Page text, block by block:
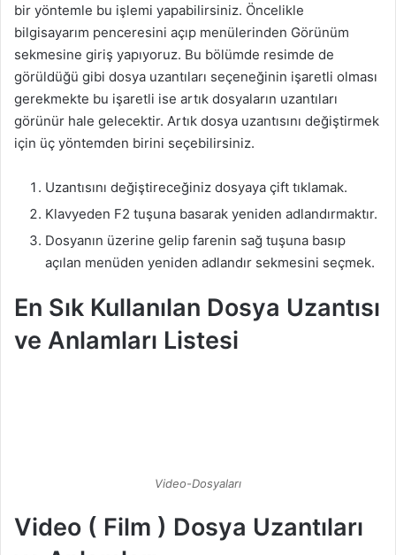
bir yöntemle bu işlemi yapabilirsiniz. Öncelikle
bilgisayarım penceresini açıp menülerinden Görünüm
sekmesine giriş yapıyoruz. Bu bölümde resimde de
görüldüğü gibi dosya uzantıları seçeneğinin işaretli olması
gerekmekte bu işaretli ise artık dosyaların uzantıları
görünür hale gelecektir. Artık dosya uzantısını değiştirmek
için üç yöntemden birini seçebilirsiniz.
Uzantısını değiştireceğiniz dosyaya çift tıklamak.
Klavyeden F2 tuşuna basarak yeniden adlandırmaktır.
Dosyanın üzerine gelip farenin sağ tuşuna basıp
açılan menüden yeniden adlandır sekmesini seçmek.
En Sık Kullanılan Dosya Uzantısı
ve Anlamları Listesi
Video-Dosyaları
Video ( Film ) Dosya Uzantıları